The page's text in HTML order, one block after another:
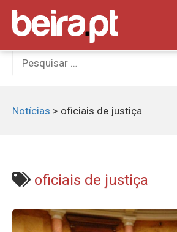
Skip
content
Procurar
por:
Notícias > oficiais de justiça
oficiais de justiça